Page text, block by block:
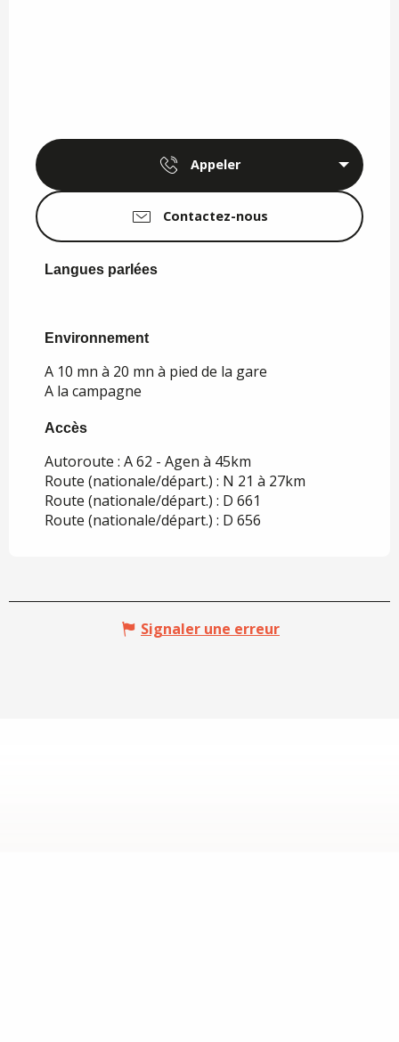
Appeler
Contactez-nous
Langues parlées
Langues parlées
Environnement
Environnement
A 10 mn à 20 mn à pied de la gare
A la campagne
Accès
Accès
Autoroute : A 62 - Agen à 45km
Route (nationale/départ.) : N 21 à 27km
Route (nationale/départ.) : D 661
Route (nationale/départ.) : D 656
Signaler une erreur